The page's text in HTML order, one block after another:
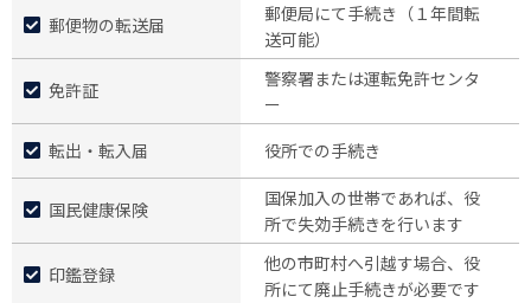
郵便物の転送届
郵便局にて手続き（１年間転
送可能）
免許証
警察署または運転免許センタ
ー
転出・転入届
役所での手続き
国民健康保険
国保加入の世帯であれば、役
所で失効手続きを行います
印鑑登録
他の市町村へ引越す場合、役
所にて廃止手続きが必要です